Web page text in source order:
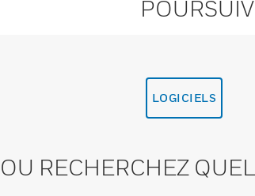
LOGICIELS
OU RECHERCHEZ